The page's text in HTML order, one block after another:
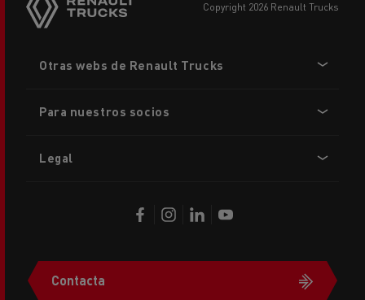
copyright 2026 Renault Trucks
menu
Otras webs de Renault Trucks
Para nuestros socios
Legal
Contacta